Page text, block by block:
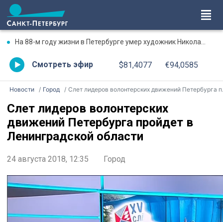
На 88-м году жизни в Петербурге умер художник Николай Марков
Смотреть эфир $81,4077 €94,0585
Новости Город Слет лидеров волонтерских движений Петербурга пройдет в Ленинградской области
Слет лидеров волонтерских
движений Петербурга пройдет в
Ленинградской области
24 августа 2018, 12:35 Город